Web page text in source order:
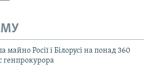
майно Росії і Білорусі на понад 360
генпрокурора